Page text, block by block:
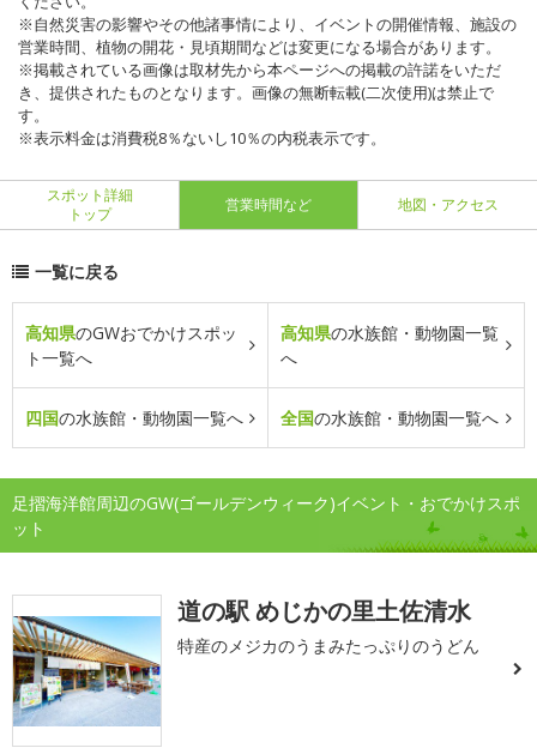
※自然災害の影響やその他諸事情により、イベントの開催情報、施設の
営業時間、植物の開花・見頃期間などは変更になる場合があります。
※掲載されている画像は取材先から本ページへの掲載の許諾をいただ
き、提供されたものとなります。画像の無断転載(二次使用)は禁止で
す。
※表示料金は消費税8％ないし10％の内税表示です。
スポット詳細
トップ
営業時間など 地図・アクセス
一覧に戻る
高知県のGWおでかけスポッ
ト一覧へ
高知県の水族館・動物園一覧
へ
四国の水族館・動物園一覧へ 全国の水族館・動物園一覧へ
足摺海洋館周辺のGW(ゴールデンウィーク)イベント・おでかけスポ
ット
道の駅 めじかの里土佐清水
特産のメジカのうまみたっぷりのうどん